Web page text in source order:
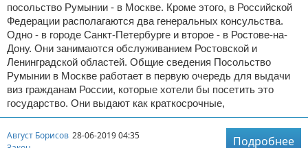
посольство Румынии - в Москве. Кроме этого, в Российской
Федерации располагаются два генеральных консульства.
Одно - в городе Санкт-Петербурге и второе - в Ростове-на-
Дону. Они занимаются обслуживанием Ростовской и
Ленинградской областей. Общие сведения Посольство
Румынии в Москве работает в первую очередь для выдачи
виз гражданам России, которые хотели бы посетить это
государство. Они выдают как краткосрочные,
Август Борисов 28-06-2019 04:35
Подробнее